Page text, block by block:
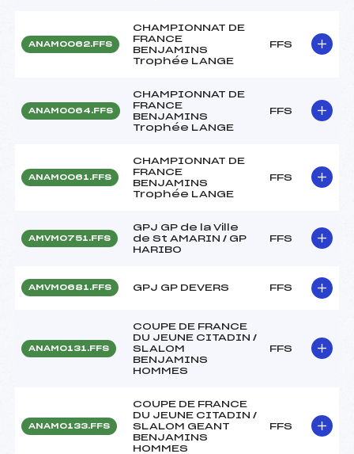
ANAM0062.FFS
CHAMPIONNAT DE
FRANCE
BENJAMINS
Trophée LANGE
FFS
ANAM0064.FFS
CHAMPIONNAT DE
FRANCE
BENJAMINS
Trophée LANGE
FFS
ANAM0061.FFS
CHAMPIONNAT DE
FRANCE
BENJAMINS
Trophée LANGE
FFS
AMVM0751.FFS
GPJ GP de la Ville
de St AMARIN / GP
HARIBO
FFS
AMVM0681.FFS GPJ GP DEVERS FFS
ANAM0131.FFS
COUPE DE FRANCE
DU JEUNE CITADIN /
SLALOM
BENJAMINS
HOMMES
FFS
ANAM0133.FFS
COUPE DE FRANCE
DU JEUNE CITADIN /
SLALOM GEANT
BENJAMINS
HOMMES
FFS